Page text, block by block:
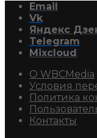
Email
Vk
Яндекс
Telegram
Mixcloud
О WBCMedia
Условия
Политика
Контакты